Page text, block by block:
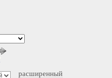
расширенный